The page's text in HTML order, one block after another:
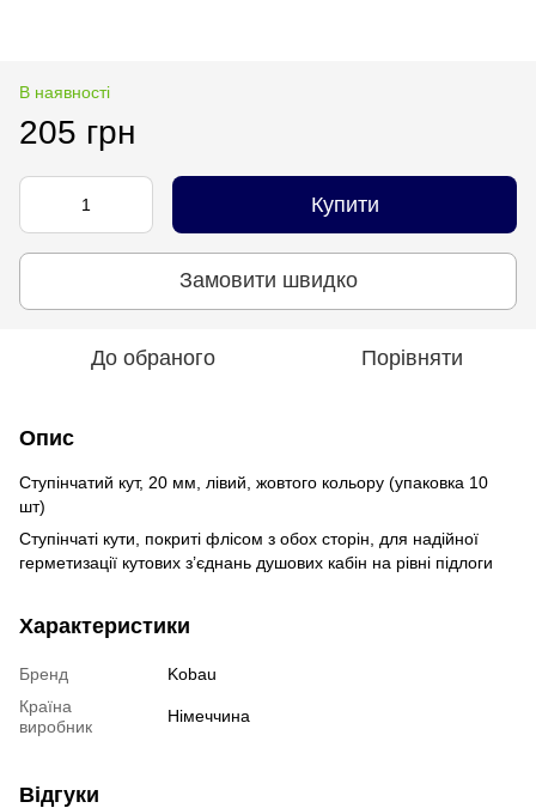
В наявності
205 грн
Купити
Замовити швидко
До обраного Порівняти
Опис
Ступінчатий кут, 20 мм, лівий, жовтого кольору (упаковка 10
шт)
Ступінчаті кути, покриті флісом з обох сторін, для надійної
герметизації кутових з’єднань душових кабін на рівні підлоги
Характеристики
Бренд
Kobau
Країна
виробник
Німеччина
Відгуки